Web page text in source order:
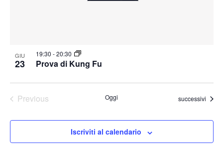
GIU
23 Prova di Kung Fu
19:30 -20:30
Previous
Oggi Eventi
successivi
Iscriviti al calendario